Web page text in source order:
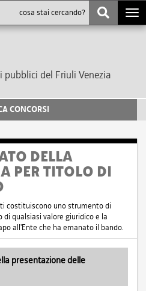
del Friuli Venezia
CONCORSI
DELLA
PER TITOLO DI
costituiscono uno strumento di
qualsiasi valore giuridico e la
all'Ente che ha emanato il bando.
presentazione delle